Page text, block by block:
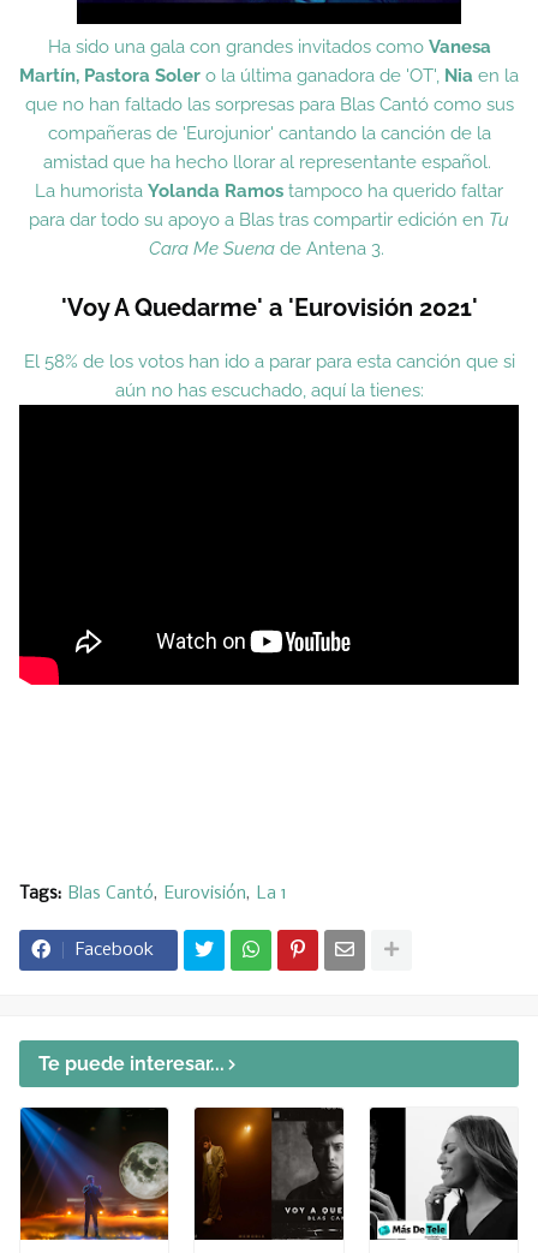
Ha sido una gala con grandes invitados como Vanesa
Martín, Pastora Soler o la última ganadora de 'OT', Nia en la
que no han faltado las sorpresas para Blas Cantó como sus
compañeras de 'Eurojunior' cantando la canción de la
amistad que ha hecho llorar al representante español.
La humorista Yolanda Ramos tampoco ha querido faltar
para dar todo su apoyo a Blas tras compartir edición en Tu
Cara Me Suena de Antena 3.
'Voy A Quedarme' a 'Eurovisión 2021'
El 58% de los votos han ido a parar para esta canción que si
aún no has escuchado, aquí la tienes:
Tags: Blas Cantó Eurovisión La 1
Facebook
Te puede interesar...